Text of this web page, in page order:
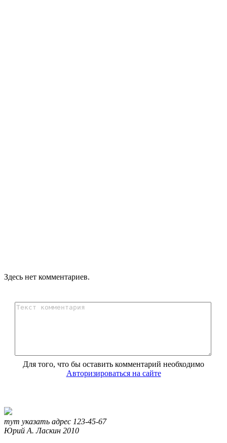
Здесь нет комментариев.
Для того, что бы оставить комментарий необходимо
Авторизироваться на сайте
тут указать адрес 123-45-67
Юрий А. Ласкин 2010